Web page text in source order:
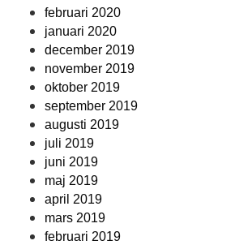
februari 2020
januari 2020
december 2019
november 2019
oktober 2019
september 2019
augusti 2019
juli 2019
juni 2019
maj 2019
april 2019
mars 2019
februari 2019